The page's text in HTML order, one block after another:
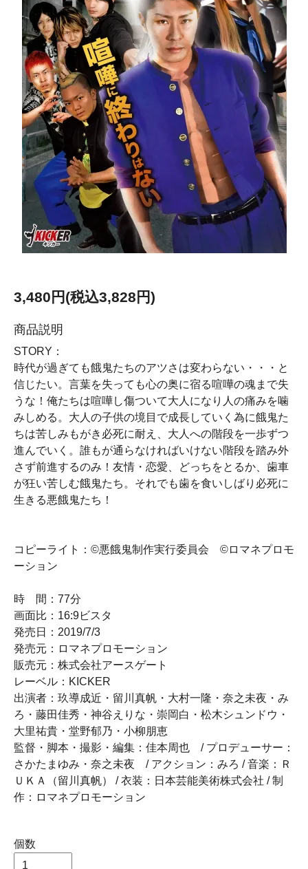
3,480円(税込3,828円)
商品説明
STORY：
時代が過ぎても餓鬼たちのアツさは変わらない・・・と
信じたい。言葉を失っても心の奥に宿る喧嘩の魂まで失
うな！俺たちは喧嘩し傷ついて大人になり人の痛みを噛
みしめる。大人の子供の境目で成長していく為に餓鬼た
ちは苦しみもがき必死に耐え、大人への階段を一歩ずつ
進んでいく。誰もが通らなければいけない階段を踏み外
さず前進するのみ！友情・恋愛、どっちをとるか、歯車
が狂い苦しむ餓鬼たち。それでも歯を食いしばり必死に
生きる悪餓鬼たち！
コピーライト：©悪餓鬼制作実行委員会 ©ロマネプロモ
ーション
時 間：77分
画面比：16:9ビスタ
発売日：2019/7/3
発売元：ロマネプロモーション
販売元：株式会社アースゲート
レーベル：KICKER
出演者：玖導成近・留川真帆・大村一隆・奈之未夜・み
ろ・藤田佳秀・神谷えりな・崇岡白・松木シュンドウ・
大里祐貴・堂野郁乃・小柳朋恵
監督・脚本・撮影・編集：佳本周也 / プロデューサー：
さかたまゆみ・奈之未夜 / アクション：みろ / 音楽：Ｒ
ＵＫＡ（留川真帆） / 衣装：日本芸能美術株式会社 / 制
作：ロマネプロモーション
個数